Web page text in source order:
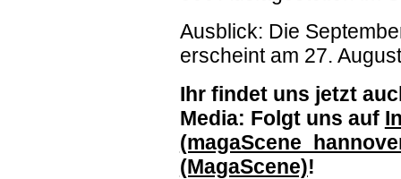
Ausblick: Die
erscheint am 27.
Ihr findet uns jetzt
Media: Folgt uns auf
(MagaScene)!